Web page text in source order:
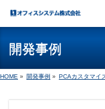
開発事例
HOME » 開発事例 » PCAカスタマイ
パッケージ製品
PCA PACKAGE ADD ON